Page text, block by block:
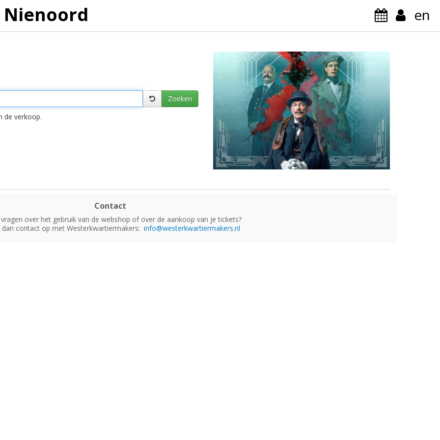
en
de verkoop.
Contact
over het gebruik van de webshop of over de aankoop van je tickets?
contact op met Westerkwartiermakers: info@westerkwartiermakers.nl